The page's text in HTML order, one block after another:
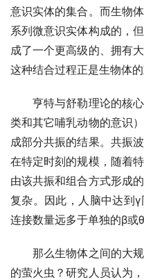
意识实体的集合。而生物
系列微意识实体构成的，
成了一个更高级的、拥有
这种结合过程正是生物体的
亨特与舒勒理论的核心
类和其它哺乳动物的意识
成部分共振的结果。共振
在特定时刻的规模，随着
由该共振和组合方式形成
复杂。因此，人脑中达到
连接数量远多于单独的β或θ
那么生物体之间的大规
的萤火虫？研究人员认为